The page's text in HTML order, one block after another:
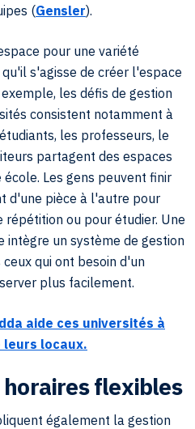
(Gensler).
pour une variété
s'agisse de créer l'espace
les défis de gestion
consistent notamment à
les professeurs, le
partagent des espaces
Les gens peuvent finir
d'une pièce à l'autre pour
ou pour étudier. Une
intègre un système de gestion
qui ont besoin d'un
plus facilement.
aide ces universités à
locaux.
flexibles
également la gestion